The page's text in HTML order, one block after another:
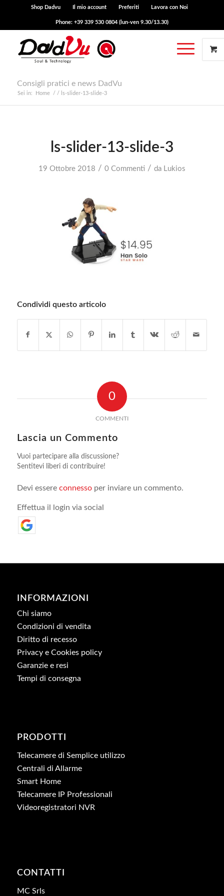
Shop Dadvu Il mio account Preferiti Lavora con Noi
Phone: +39 339 530 0804 (lun-ven 9.30/13.30)
Consigli pratici e news DadVu
Sei in: Home / / ls-slider-13-slide-3
ls-slider-13-slide-3
19 Ottobre 2018 / 0 Commenti / da Lukios
Condividi questo articolo
0
COMMENTI
Lascia un Commento
Vuoi partecipare alla discussione?
Sentitevi liberi di contribuire!
Devi essere connessoper inviare un commento.
Effettua il login via social
INFORMAZIONI
Chi siamo
Condizioni di vendita
Diritto di recesso
Privacy e Cookies policy
Garanzie e resi
Tempi di consegna
PRODOTTI
Telecamere di Semplice utilizzo
Centrali di Allarme
Smart Home
Telecamere IP Professionali
Videoregistratori NVR
CONTATTI
MC Srls